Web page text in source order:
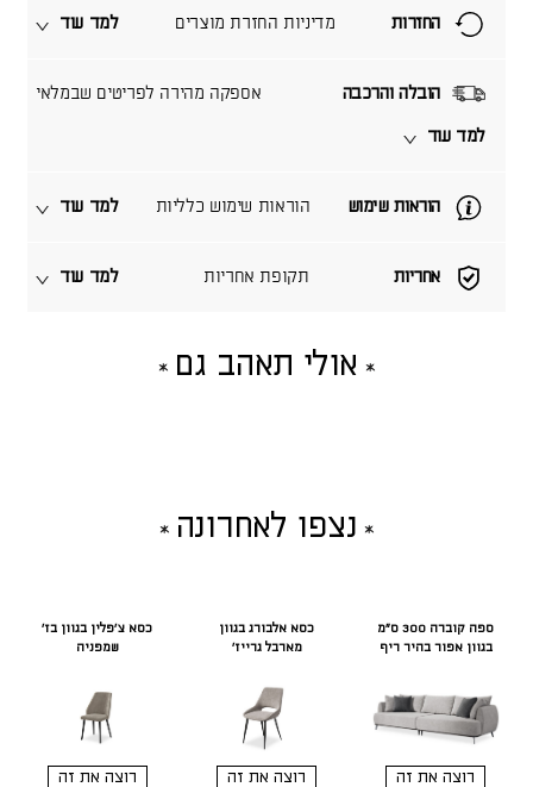
אחריות תקופת אחריות למד עוד
הוראות שימוש הוראות שימוש כלליות למד עוד
הובלה והרכבה אספקה מהירה לפריטים שבמלאי
למד עוד
החזרות מדיניות החזרת מוצרים למד עוד
אולי תאהב גם
נצפו לאחרונה
ספה קוברה 300 ס"מ
בגוון אפור בהיר ריף
רוצה את זה
כסא אלבורג בגוון
מארבל גרייז'
רוצה את זה
כסא צ'פלין בגוון בז'
שמפניה
רוצה את זה